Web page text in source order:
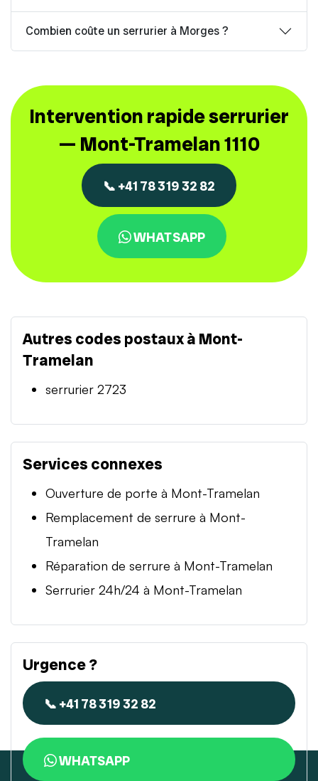
Combien coûte un serrurier à Morges ?
Intervention rapide serrurier
— Mont-Tramelan 1110
📞 +41 78 319 32 82
WHATSAPP
Autres codes postaux à Mont-
Tramelan
serrurier 2723
Services connexes
Ouverture de porte à Mont-Tramelan
Remplacement de serrure à Mont-
Tramelan
Réparation de serrure à Mont-Tramelan
Serrurier 24h/24 à Mont-Tramelan
Urgence ?
📞 +41 78 319 32 82
WHATSAPP